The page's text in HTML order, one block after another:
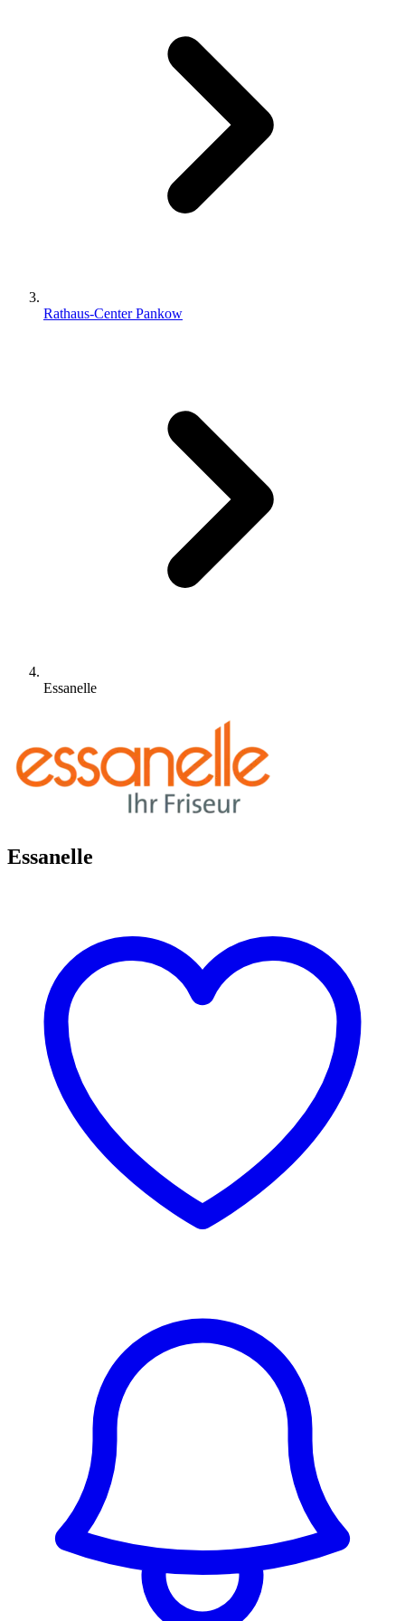
Rathaus-Center Pankow
Essanelle
Essanelle